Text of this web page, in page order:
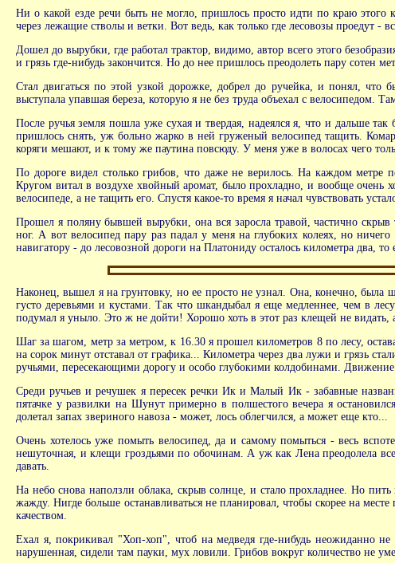
Ни о какой езде речи быть не могло, пришлось просто идти по краю этого
через лежащие стволы и ветки. Вот ведь, как только где лесовозы проедут -
Дошел до вырубки, где работал трактор, видимо, автор всего этого
и грязь где-нибудь закончится. Но до нее пришлось преодолеть пару сотен
Стал двигаться по этой узкой дорожке, добрел до ручейка, и понял,
выступала упавшая береза, которую я не без труда объехал с велосипедом.
После ручья земля пошла уже сухая и твердая, надеялся я, что и дальше
пришлось снять, уж больно жарко в ней груженый велосипед тащить.
коряги мешают, и к тому же паутина повсюду. У меня уже в волосах чего
По дороге видел столько грибов, что даже не верилось. На каждом
Кругом витал в воздухе хвойный аромат, было прохладно, и вообще очень
велосипеде, а не тащить его. Спустя какое-то время я начал чувствовать
Прошел я поляну бывшей вырубки, она вся заросла травой, частично скрыв
ног. А вот велосипед пару раз падал у меня на глубоких колеях, но
навигатору - до лесовозной дороги на Платониду осталось километра два, то
Наконец, вышел я на грунтовку, но ее просто не узнал. Она, конечно,
густо деревьями и кустами. Так что шкандыбал я еще медленнее, чем в
подумал я уныло. Это ж не дойти! Хорошо хоть в этот раз клещей не видать,
Шаг за шагом, метр за метром, к 16.30 я прошел километров 8 по лесу,
на сорок минут отставал от графика... Километра через два лужи и грязь
ручьями, пересекающими дорогу и особо глубокими колдобинами.
Среди ручьев и речушек я пересек речки Ик и Малый Ик - забавные
пятачке у развилки на Шунут примерно в полшестого вечера я
долетал запах звериного навоза - может, лось облегчился, а может еще кто...
Очень хотелось уже помыть велосипед, да и самому помыться - весь
нешуточная, и клещи гроздьями по обочинам. А уж как Лена преодолела
давать.
На небо снова наползли облака, скрыв солнце, и стало прохладнее. Но
жажду. Нигде больше останавливаться не планировал, чтобы скорее на
качеством.
Ехал я, покрикивал "Хоп-хоп", чтоб на медведя где-нибудь неожиданно
нарушенная, сидели там пауки, мух ловили. Грибов вокруг количество не